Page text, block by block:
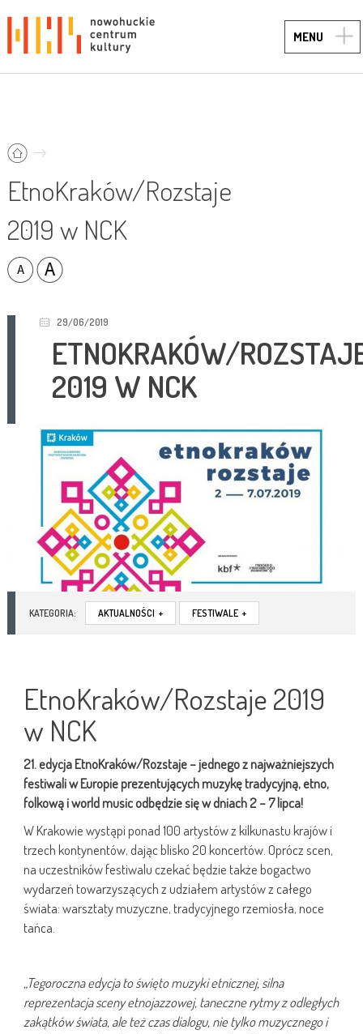
MENU
EtnoKraków/Rozstaje
2019 w NCK
29/06/2019
ETNOKRAKÓW/
2019 W NCK
KATEGORIA: AKTUALNOŚCI + FESTIWALE +
EtnoKraków/Rozstaje 2019
w NCK
21. edycja EtnoKraków/Rozstaje – jednego z najważniejszych
festiwali w Europie prezentujących muzykę tradycyjną, etno,
folkową i world music odbędzie się w dniach 2 – 7 lipca!
W Krakowie wystąpi ponad 100 artystów z kilkunastu krajów i
trzech kontynentów, dając blisko 20 koncertów. Oprócz scen,
na uczestników festiwalu czekać będzie także bogactwo
wydarzeń towarzyszących z udziałem artystów z całego
świata: warsztaty muzyczne, tradycyjnego rzemiosła, noce
tańca.
„Tegoroczna edycja to święto muzyki etnicznej, silna
reprezentacja sceny etnojazzowej, taneczne rytmy z odległych
zakątków świata, ale też czas dialogu, nie tylko muzycznego i